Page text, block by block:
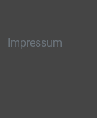
Impressum